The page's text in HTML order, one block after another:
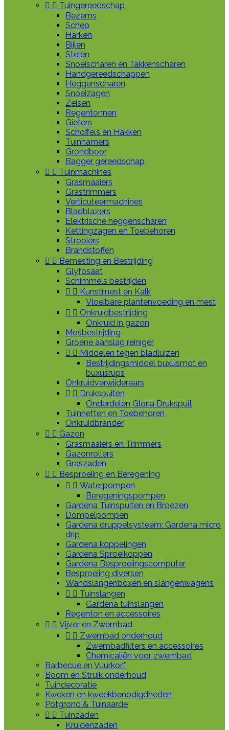
  Tuingereedschap
Bezems
Schep
Harken
Bijlen
Stelen
Snoeischaren en Takkenscharen
Handgereedschappen
Heggenscharen
Snoeizagen
Zeisen
Regentonnen
Gieters
Schoffels en Hakken
Tuinhamers
Grondboor
Bagger gereedschap
  Tuinmachines
Grasmaaiers
Grastrimmers
Verticuteermachines
Bladblazers
Elektrische heggenscharen
Kettingzagen en Toebehoren
Strooiers
Brandstoffen
  Bemesting en Bestrijding
Glyfosaat
Schimmels bestrijden
  Kunstmest en Kalk
Vloeibare plantenvoeding en mest
  Onkruidbestrijding
Onkruid in gazon
Mosbestrijding
Groene aanslag reiniger
  Middelen tegen bladluizen
Bestrijdingsmiddel buxusmot en
buxusrups
Onkruidverwijderaars
  Drukspuiten
Onderdelen Gloria Drukspuit
Tuinnetten en Toebehoren
Onkruidbrander
  Gazon
Grasmaaiers en Trimmers
Gazonrollers
Graszaden
  Besproeiing en Beregening
  Waterpompen
Beregeningspompen
Gardena Tuinspuiten en Broezen
Dompelpompen
Gardena druppelsysteem: Gardena micro
drip
Gardena koppelingen
Gardena Sproeikoppen
Gardena Besproeiingscomputer
Besproeiing diversen
Wandslangenboxen en slangenwagens
  Tuinslangen
Gardena tuinslangen
Regenton en accessoires
  Vijver en Zwembad
  Zwembad onderhoud
Zwembadfilters en accessoires
Chemicaliën voor zwembad
Barbecue en Vuurkorf
Boom en Struik onderhoud
Tuindecoratie
Kweken en kweekbenodigdheden
Potgrond & Tuinaarde
  Tuinzaden
Kruidenzaden